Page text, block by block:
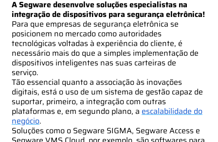
A Segware desenvolve soluções especialistas na
integração de dispositivos para segurança eletrônica!
Para que empresas de segurança eletrônica se
posicionem no mercado como autoridades
tecnológicas voltadas à experiência do cliente, é
necessário mais do que a simples implementação de
dispositivos inteligentes nas suas carteiras de
serviço.
Tão essencial quanto a associação às inovações
digitais, está o uso de um sistema de gestão capaz de
suportar, primeiro, a integração com outras
plataformas e, em segundo plano, a escalabilidade do
negócio.
Soluções como o Segware SIGMA, Segware Access e